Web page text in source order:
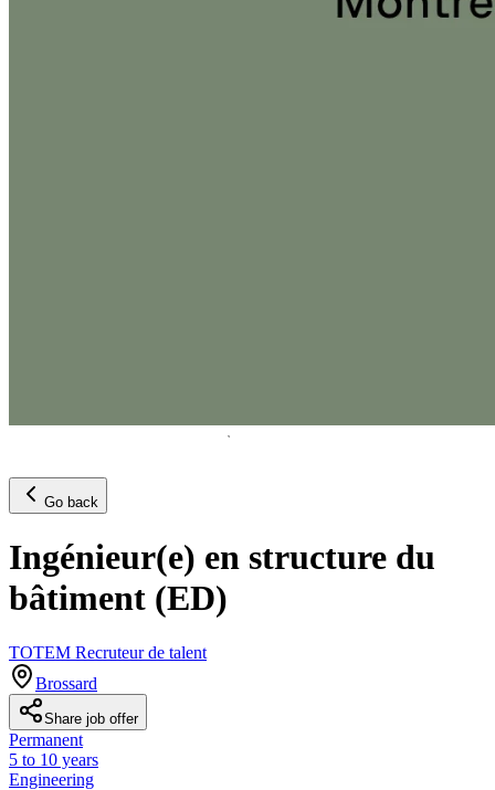
Go back
Ingénieur(e) en structure du
bâtiment (ED)
TOTEM Recruteur de talent
Brossard
Share job offer
Permanent
5 to 10 years
Engineering